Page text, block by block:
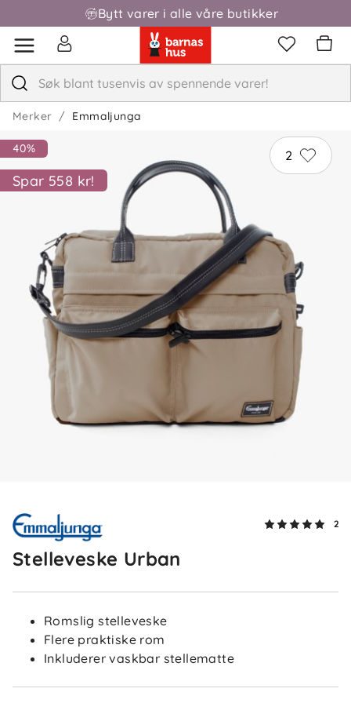
Bytt varer i alle våre butikker
Fri frakt over 1000,-
Merker Emmaljunga
2
40%
Spar 558 kr!
2
Stelleveske Urban
Romslig stelleveske
Flere praktiske rom
Inkluderer vaskbar stellematte